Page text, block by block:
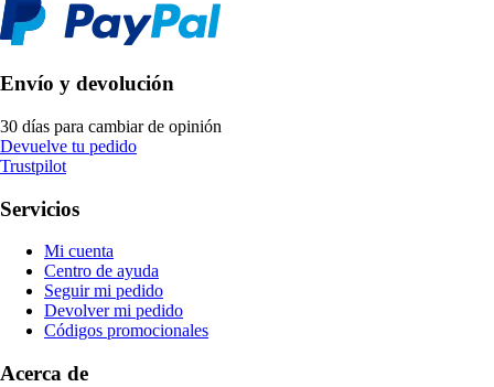
Envío y devolución
30 días para cambiar de opinión
Devuelve tu pedido
Trustpilot
Servicios
Mi cuenta
Centro de ayuda
Seguir mi pedido
Devolver mi pedido
Códigos promocionales
Acerca de